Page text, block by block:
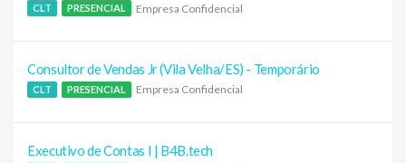
CLT PRESENCIAL Empresa Confidencial
Consultor de Vendas Jr (Vila Velha/ES) - Temporário
CLT PRESENCIAL Empresa Confidencial
Executivo de Contas I | B4B.tech